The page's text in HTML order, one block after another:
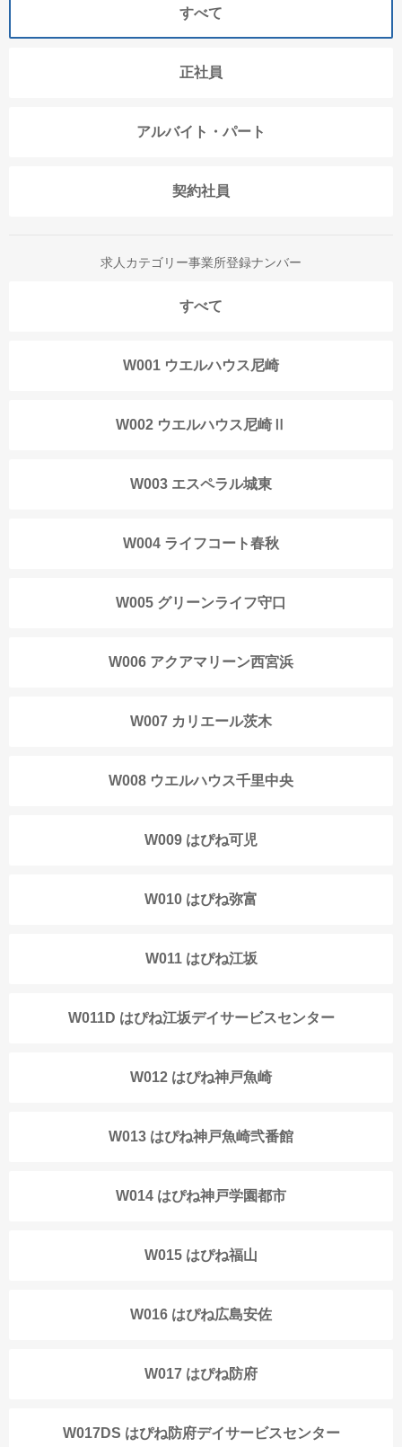
すべて
正社員
アルバイト・パート
契約社員
求人カテゴリー事業所登録ナンバー
すべて
W001 ウエルハウス尼崎
W002 ウエルハウス尼崎Ⅱ
W003 エスペラル城東
W004 ライフコート春秋
W005 グリーンライフ守口
W006 アクアマリーン西宮浜
W007 カリエール茨木
W008 ウエルハウス千里中央
W009 はぴね可児
W010 はぴね弥富
W011 はぴね江坂
W011D はぴね江坂デイサービスセンター
W012 はぴね神戸魚崎
W013 はぴね神戸魚崎弐番館
W014 はぴね神戸学園都市
W015 はぴね福山
W016 はぴね広島安佐
W017 はぴね防府
W017DS はぴね防府デイサービスセンター